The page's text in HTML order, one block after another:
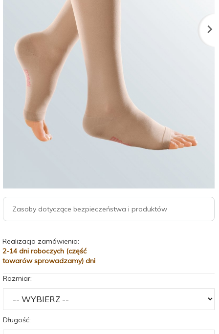
Zasoby dotyczące bezpieczeństwa i produktów
Realizacja zamówienia:
2-14 dni roboczych (część
towarów sprowadzamy) dni
Rozmiar:
Długość: